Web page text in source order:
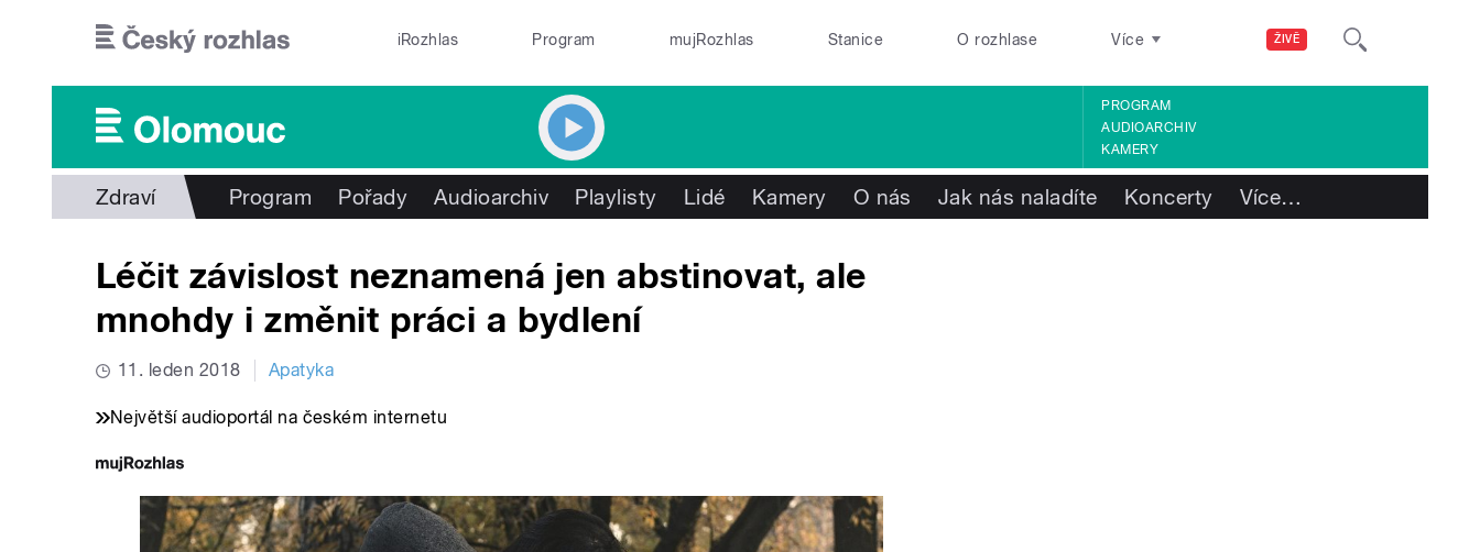
ŽIVĚ
iRozhlas Program mujRozhlas Stanice O rozhlase Více
PROGRAM
AUDIOARCHIV
KAMERY
Zdraví Program Pořady Audioarchiv Playlisty Lidé Kamery O nás Jak nás naladíte Koncerty Více…
Léčit závislost neznamená jen abstinovat, ale
mnohdy i změnit práci a bydlení
11. leden 2018 Apatyka
Největší audioportál na českém internetu